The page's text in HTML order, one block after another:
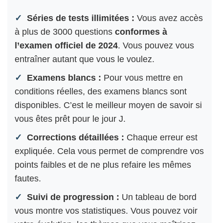
Séries de tests illimitées : Vous avez accès
à plus de 3000 questions conformes à
l’examen officiel de 2024. Vous pouvez vous
entraîner autant que vous le voulez.
Examens blancs : Pour vous mettre en
conditions réelles, des examens blancs sont
disponibles. C’est le meilleur moyen de savoir si
vous êtes prêt pour le jour J.
Corrections détaillées : Chaque erreur est
expliquée. Cela vous permet de comprendre vos
points faibles et de ne plus refaire les mêmes
fautes.
Suivi de progression : Un tableau de bord
vous montre vos statistiques. Vous pouvez voir